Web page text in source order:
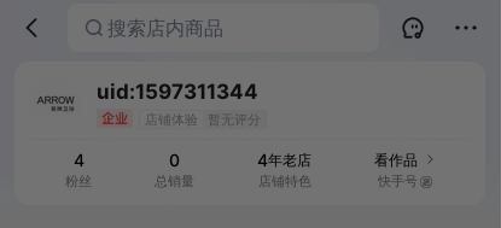
搜索店内商品